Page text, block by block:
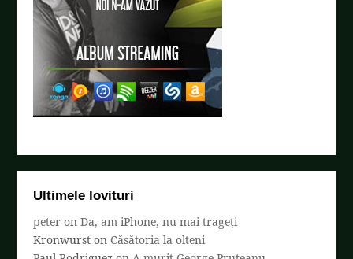
Ultimele lovituri
peter onDa, am iPhone, nu mai trageți
Kronwurst onCăsătoria la olteni